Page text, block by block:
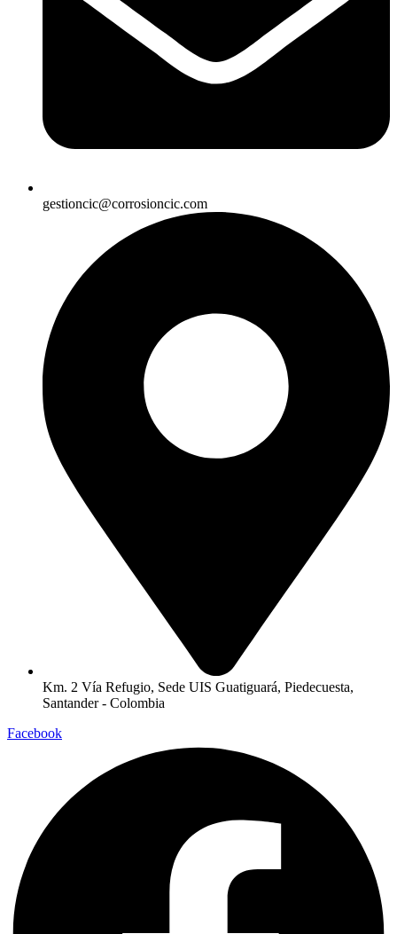
gestioncic@corrosioncic.com
Km. 2 Vía Refugio, Sede UIS Guatiguará, Piedecuesta,
Santander - Colombia
Facebook